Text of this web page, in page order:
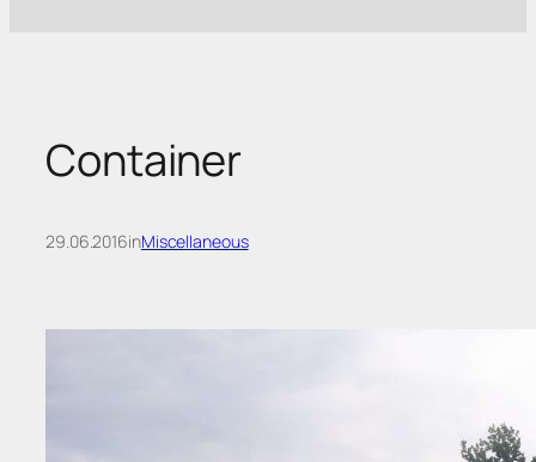
Container
29.06.2016inMiscellaneous